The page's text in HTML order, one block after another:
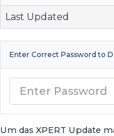
Last Updated
Enter Correct Password to
Um das XPERT Update